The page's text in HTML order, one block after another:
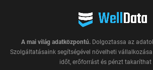
A mai világ adatközpontú. Dolgoztassa az
Szolgáltatásaink segítségével növelheti
időt, erőforrást és pénzt takaríthat